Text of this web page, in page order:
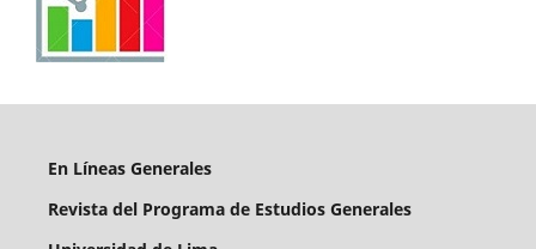
En Líneas Generales
Revista del Programa de Estudios Generales